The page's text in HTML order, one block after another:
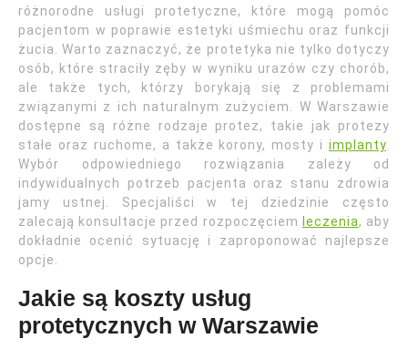
różnorodne usługi protetyczne, które mogą pomóc
pacjentom w poprawie estetyki uśmiechu oraz funkcji
żucia. Warto zaznaczyć, że protetyka nie tylko dotyczy
osób, które straciły zęby w wyniku urazów czy chorób,
ale także tych, którzy borykają się z problemami
związanymi z ich naturalnym zużyciem. W Warszawie
dostępne są różne rodzaje protez, takie jak protezy
stałe oraz ruchome, a także korony, mosty i implanty
Wybór odpowiedniego rozwiązania zależy od
indywidualnych potrzeb pacjenta oraz stanu zdrowia
jamy ustnej. Specjaliści w tej dziedzinie często
zalecają konsultacje przed rozpoczęciem
leczenia, aby
dokładnie ocenić sytuację i zaproponować najlepsze
opcje.
Jakie są koszty usług
protetycznych w Warszawie